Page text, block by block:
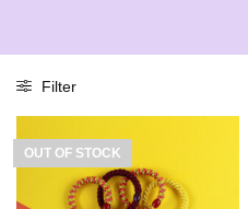
Filter
OUT OF STOCK